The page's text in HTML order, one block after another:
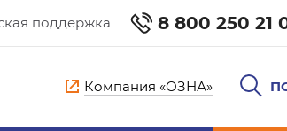
поддержка 8 800 250 21
Компания «ОЗНА»